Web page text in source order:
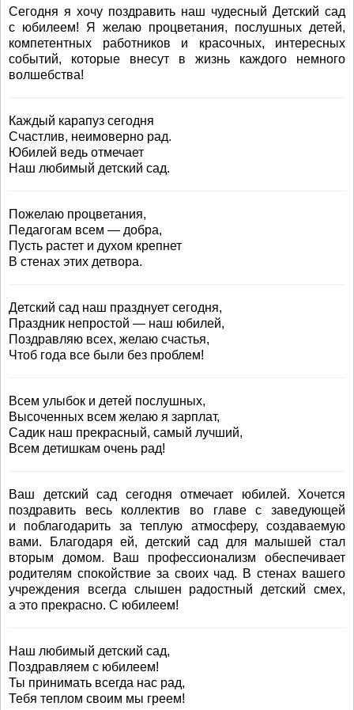
Сегодня я хочу поздравить наш чудесный Детский сад
с юбилеем! Я желаю процветания, послушных детей,
компетентных работников и красочных, интересных
событий, которые внесут в жизнь каждого немного
волшебства!
Каждый карапуз сегодня
Счастлив, неимоверно рад.
Юбилей ведь отмечает
Наш любимый детский сад.
Пожелаю процветания,
Педагогам всем — добра,
Пусть растет и духом крепнет
В стенах этих детвора.
Детский сад наш празднует сегодня,
Праздник непростой — наш юбилей,
Поздравляю всех, желаю счастья,
Чтоб года все были без проблем!
Всем улыбок и детей послушных,
Высоченных всем желаю я зарплат,
Садик наш прекрасный, самый лучший,
Всем детишкам очень рад!
Ваш детский сад сегодня отмечает юбилей. Хочется
поздравить весь коллектив во главе с заведующей
и поблагодарить за теплую атмосферу, создаваемую
вами. Благодаря ей, детский сад для малышей стал
вторым домом. Ваш профессионализм обеспечивает
родителям спокойствие за своих чад. В стенах вашего
учреждения всегда слышен радостный детский смех,
а это прекрасно. С юбилеем!
Наш любимый детский сад,
Поздравляем с юбилеем!
Ты принимать всегда нас рад,
Тебя теплом своим мы греем!